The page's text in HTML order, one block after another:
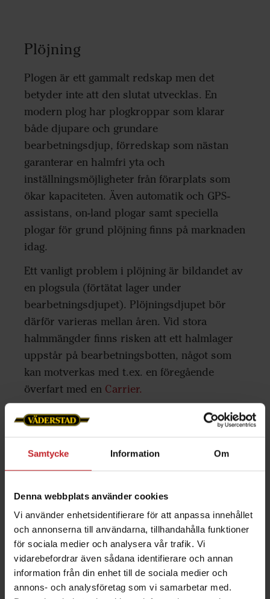
Samtycke Information Om
Denna webbplats använder cookies
Vi använder enhetsidentifierare för att anpassa innehållet
och annonserna till användarna, tillhandahålla funktioner
för sociala medier och analysera vår trafik. Vi
vidarebefordrar även sådana identifierare och annan
information från din enhet till de sociala medier och
annons- och analysföretag som vi samarbetar med.
Plöjning
Plogen är ett gammalt redskap men det
betyder inte att den slutat utvecklas. En
modern plog har plogkroppar som klarar
både djupare och grundare
bearbetningsdjup, förredskap som nästan
garanterar en halmfri yta och
inställningsmöjligheter från förarplats som
ökar kapaciteten. Även automatik och GPS-
assistans, on-land plogar samt speciella
plogar för grund plöjning finns på marknaden
idag.
Ett vanligt problem i plöjning är bildandet av
en plogsula (förtätat lager under
bearbetningsdjupet). Plöjningsdjupet bör
därför varieras mellan åren. Vid stora
halmmängder finns risken att ett halmlager
uppstår på bearbetningsbotten, något som
kan motverkas med t.ex. en föregående
överfart med en Carrier.
Såbädd och sådd
bara kräver lite utjämning och återpackning
för att få en bra såbädd. Om bearbetande
såmaskiner somRapidellerSpiritanvänds
kan här övrig bearbetning begränsas till en
eller två överfarter eller till och med helt
uteslutas.